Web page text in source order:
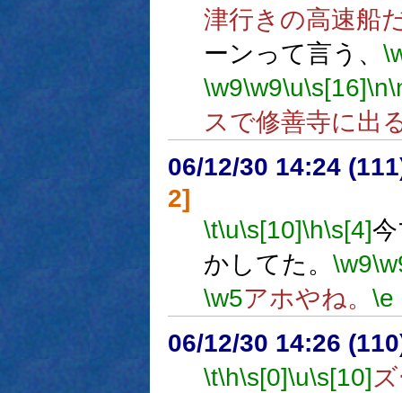
津行きの高速船
ーンって言う、
\w9\w9\u\s[16]\n
スで修善寺に出
06/12/30 14:24
2]
\t\u\s[10]\h\s[4]
かしてた。 \w9
\w5アホやね。 \e
06/12/30 14:26
\t\h\s[0]\u\s[10]